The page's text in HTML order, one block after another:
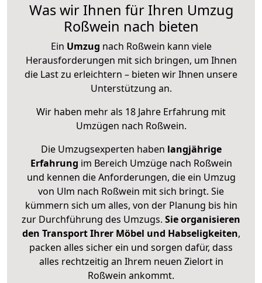
Was wir Ihnen für Ihren Umzug
Roßwein nach bieten
Ein Umzug nach Roßwein kann viele
Herausforderungen mit sich bringen, um Ihnen
die Last zu erleichtern – bieten wir Ihnen unsere
Unterstützung an.
Wir haben mehr als 18 Jahre Erfahrung mit
Umzügen nach Roßwein.
Die Umzugsexperten haben langjährige
Erfahrung im Bereich Umzüge nach Roßwein
und kennen die Anforderungen, die ein Umzug
von Ulm nach Roßwein mit sich bringt. Sie
kümmern sich um alles, von der Planung bis hin
zur Durchführung des Umzugs. Sie organisieren
den Transport Ihrer Möbel und Habseligkeiten,
packen alles sicher ein und sorgen dafür, dass
alles rechtzeitig an Ihrem neuen Zielort in
Roßwein ankommt.